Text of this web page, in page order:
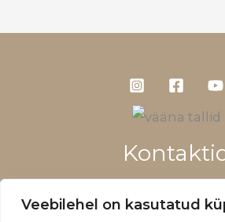
Veebilehel on kasutatud
+372 5660 1028